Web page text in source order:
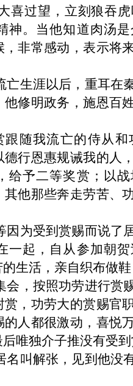
喜过望，立刻狼吞
神。当他知道肉汤
，非常感动，表示将
亡生涯以后，重耳在
他修明政务，施恩百
跟随我流亡的侍从
行恩惠规诫我的人
给予二等奖赏；以
其他那些奔走劳苦、
因为受到赏赐而说了
一起，自从参加朝
生活，亲自织布做
会，按照功劳进行赏
，功劳大的赏赐官
人都很激动，喜悦
唯独介子推没有受
名叫解张，见到他没